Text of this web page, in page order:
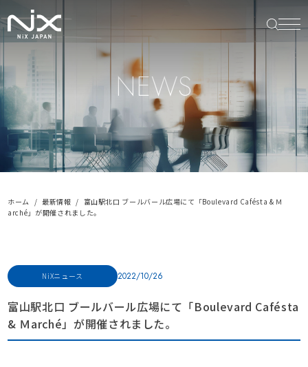
NEWS
ホーム 最新情報
富山駅北口 ブールバール広場にて「Boulevard Cafésta & Ｍ
arché」が開催されました。
NiXニュース 2022/10/26
富山駅北口 ブールバール広場にて「Boulevard Cafésta
& Ｍarché」が開催されました。